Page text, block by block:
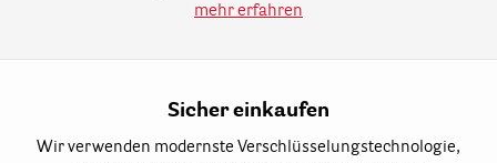
mehr erfahren
Sicher einkaufen
Wir verwenden modernste Verschlüsselungstechnologie,